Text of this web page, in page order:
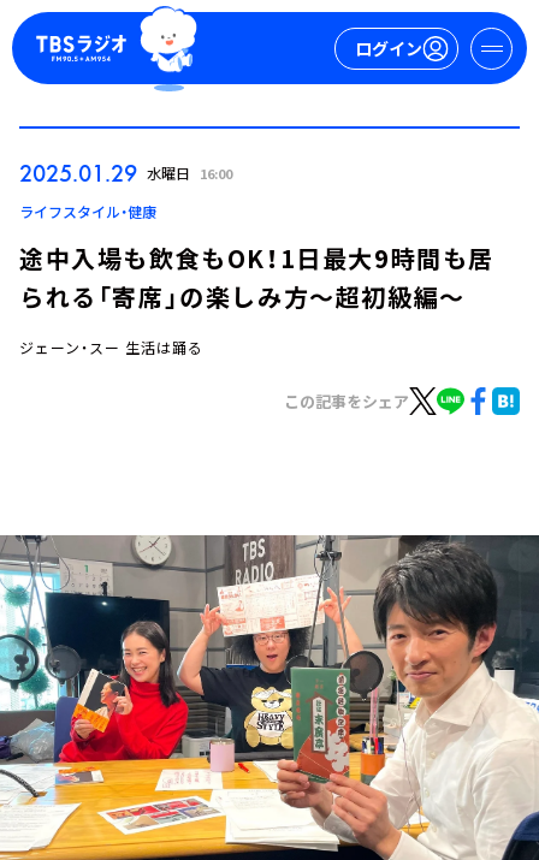
ログイン
ログイン
お知らせ
イベント・グッズ
YouTube
会社情報
2025.01.29 水曜日 16:00
ライフスタイル・健康
途中入場も飲食もOK！1日最大9時間も居
られる「寄席」の楽しみ方～超初級編～
ジェーン・スー 生活は踊る
この記事をシェア